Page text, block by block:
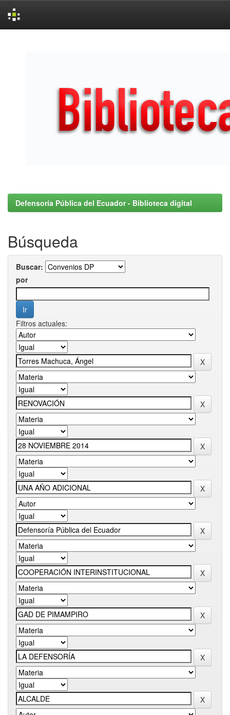
Defensoría Pública del Ecuador - Biblioteca digital
Búsqueda
Buscar:
por
Filtros actuales: